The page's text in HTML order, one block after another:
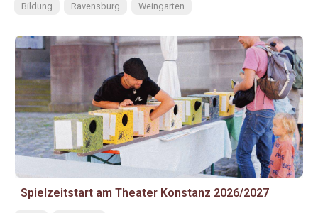
Bildung Ravensburg Weingarten
Spielzeitstart am Theater Konstanz 2026/2027